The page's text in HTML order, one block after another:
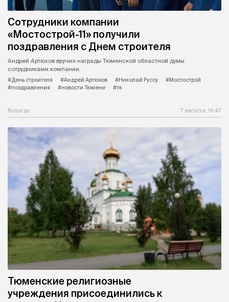
Сотрудники компании
«Мостострой-11» получили
поздравления с Днем строителя
Андрей Артюхов вручил награды Тюменской областной думы
сотрудниками компании.
#День строителя
#Андрей Артюхов #Николай Руссу
#Мостострой
#поздравления
#новости Тюмени #тк
Вслух.ру 7 августа, 16:47
Тюменские религиозные
учреждения присоединились к